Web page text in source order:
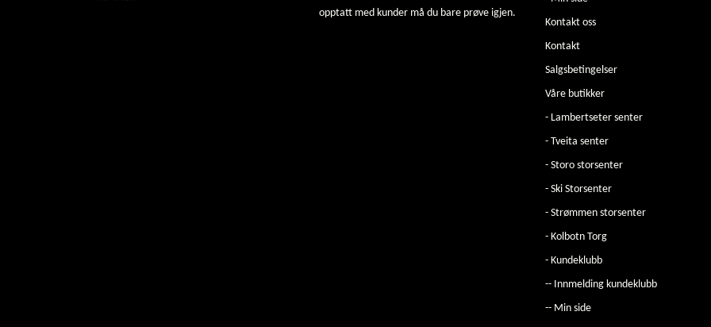
opptatt med kunder må du bare prøve igjen.
Kontakt oss
Kontakt
Salgsbetingelser
Våre butikker
- Lambertseter senter
- Tveita senter
- Storo storsenter
- Ski Storsenter
- Strømmen storsenter
- Kolbotn Torg
- Kundeklubb
-- Innmelding kundeklubb
-- Min side